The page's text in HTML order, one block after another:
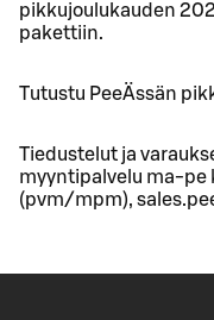
pikkujoulukauden
pakettiin.
Tutustu PeeÄssän
Tiedustelut ja
myyntipalvelu ma-pe
(pvm/mpm),